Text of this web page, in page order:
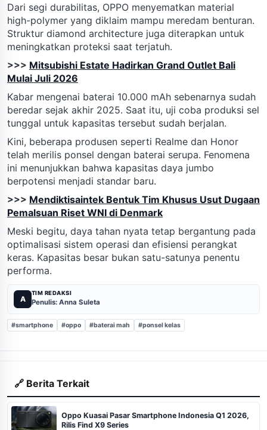
Dari segi durabilitas, OPPO menyematkan material
high-polymer yang diklaim mampu meredam benturan.
Struktur diamond architecture juga diterapkan untuk
meningkatkan proteksi saat terjatuh.
>>> Mitsubishi Estate Hadirkan Grand Outlet Bali
Mulai Juli 2026
Kabar mengenai baterai 10.000 mAh sebenarnya sudah
beredar sejak akhir 2025. Saat itu, uji coba produksi sel
tunggal untuk kapasitas tersebut sudah berjalan.
Kini, beberapa produsen seperti Realme dan Honor
telah merilis ponsel dengan baterai serupa. Fenomena
ini menunjukkan bahwa kapasitas daya jumbo
berpotensi menjadi standar baru.
>>> Mendiktisaintek Bentuk Tim Khusus Usut Dugaan
Pemalsuan Riset WNI di Denmark
Meski begitu, daya tahan nyata tetap bergantung pada
optimalisasi sistem operasi dan efisiensi perangkat
keras. Kapasitas besar bukan satu-satunya penentu
performa.
A
TIM REDAKSI
Penulis: Anna Suleta
#smartphone #oppo #baterai mah #ponsel kelas
🔗 Berita Terkait
Oppo Kuasai Pasar Smartphone Indonesia Q1 2026,
Rilis Find X9 Series